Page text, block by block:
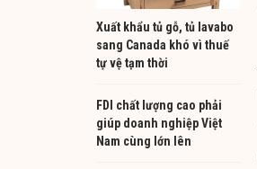
Xuất khẩu tủ gỗ, tủ lavabo
sang Canada khó vì thuế
tự vệ tạm thời
FDI chất lượng cao phải
giúp doanh nghiệp Việt
Nam cùng lớn lên